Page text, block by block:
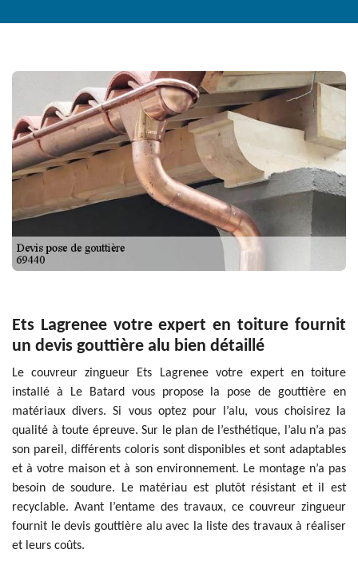
Ets Lagrenee votre expert en toiture fournit
un devis gouttière alu bien détaillé
Le couvreur zingueur Ets Lagrenee votre expert en toiture
installé à Le Batard vous propose la pose de gouttière en
matériaux divers. Si vous optez pour l’alu, vous choisirez la
qualité à toute épreuve. Sur le plan de l’esthétique, l’alu n’a pas
son pareil, différents coloris sont disponibles et sont adaptables
et à votre maison et à son environnement. Le montage n’a pas
besoin de soudure. Le matériau est plutôt résistant et il est
recyclable. Avant l’entame des travaux, ce couvreur zingueur
fournit le devis gouttière alu avec la liste des travaux à réaliser
et leurs coûts.